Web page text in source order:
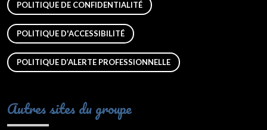
POLITIQUE DE CONFIDENTIALITÉ
POLITIQUE D'ACCESSIBILITÉ
POLITIQUE D’ALERTE PROFESSIONNELLE
Autres sites du groupe